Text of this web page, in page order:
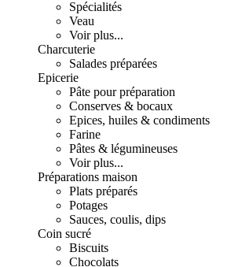
Spécialités
Veau
Voir plus...
Charcuterie
Salades préparées
Epicerie
Pâte pour préparation
Conserves & bocaux
Epices, huiles & condiments
Farine
Pâtes & légumineuses
Voir plus...
Préparations maison
Plats préparés
Potages
Sauces, coulis, dips
Coin sucré
Biscuits
Chocolats